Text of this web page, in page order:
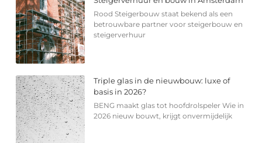
Rood Steigerbouw staat bekend als een
betrouwbare partner voor steigerbouw en
steigerverhuur
Triple glas in de nieuwbouw: luxe of
basis in 2026?
BENG maakt glas tot hoofdrolspeler Wie in
2026 nieuw bouwt, krijgt onvermijdelijk